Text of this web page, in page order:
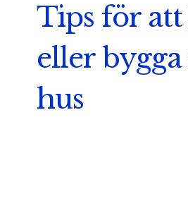
Tips för
eller
hus